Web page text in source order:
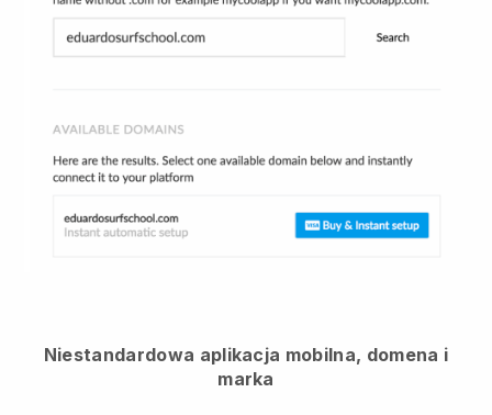
Niestandardowa aplikacja mobilna, domena i
marka